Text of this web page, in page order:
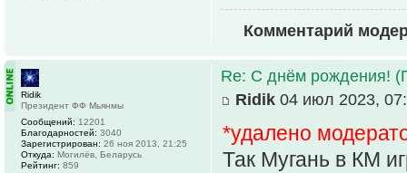
Комментарий
Re: С днём рождения!
Ridik 04 июл 2023,
*удалено
Так Мугань в КМ
Ridik
Президент ФФ Мьянмы
Сообщений: 12201
Благодарностей: 3040
Зарегистрирован: 26 ноя 2013, 21:25
Откуда: Могилёв, Беларусь
Рейтинг: 859